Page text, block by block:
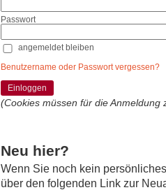
Passwort
angemeldet bleiben
Benutzername oder Passwort vergessen?
Einloggen
(Cookies müssen für die Anmeldung
Neu hier?
Wenn Sie noch kein
über den folgenden Link zur